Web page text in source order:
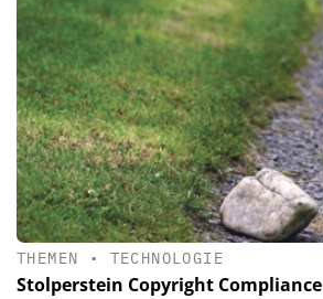
THEMEN • TECHNOLOGIE
Stolperstein Copyright Compliance